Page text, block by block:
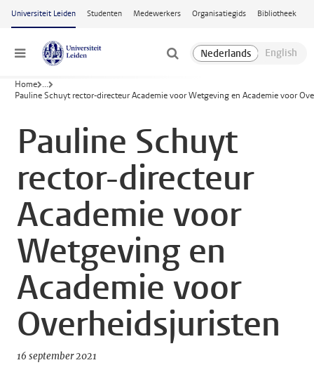
Ga naar hoofdinhoud
Universiteit Leiden Studenten Medewerkers Organisatiegids Bibliotheek
Menu
Home ...
Pauline Schuyt rector-directeur Academie voor Wetgeving en Academie voor
Pauline Schuyt
rector-directeur
Academie voor
Wetgeving en
Academie voor
Overheidsjuristen
16 september 2021